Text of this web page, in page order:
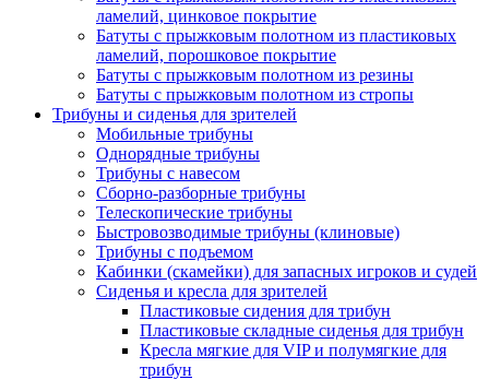
ламелий, цинковое покрытие
Батуты с прыжковым полотном из пластиковых
ламелий, порошковое покрытие
Батуты с прыжковым полотном из резины
Батуты с прыжковым полотном из стропы
Трибуны и сиденья для зрителей
Мобильные трибуны
Однорядные трибуны
Трибуны с навесом
Сборно-разборные трибуны
Телескопические трибуны
Быстровозводимые трибуны (клиновые)
Трибуны с подъемом
Кабинки (скамейки) для запасных игроков и судей
Сиденья и кресла для зрителей
Пластиковые сидения для трибун
Пластиковые складные сиденья для трибун
Кресла мягкие для VIP и полумягкие для
трибун